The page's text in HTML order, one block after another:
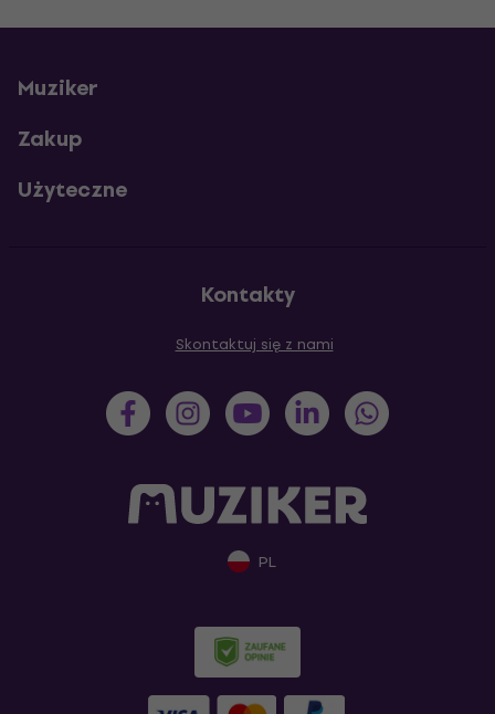
Muziker
Zakup
Użyteczne
Kontakty
Skontaktuj się z nami
PL